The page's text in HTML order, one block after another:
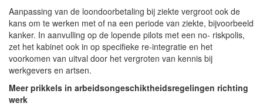
Aanpassing van de loondoorbetaling bij ziekte vergroot ook de
kans om te werken met of na een periode van ziekte, bijvoorbeeld
kanker. In aanvulling op de lopende pilots met een no- riskpolis,
zet het kabinet ook in op specifieke re-integratie en het
voorkomen van uitval door het vergroten van kennis bij
werkgevers en artsen.
Meer prikkels in arbeidsongeschiktheidsregelingen richting
werk